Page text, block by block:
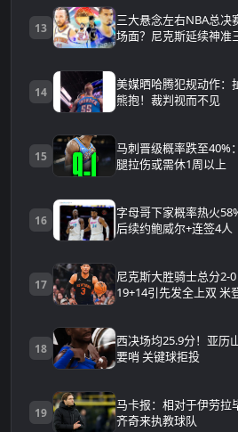
13
三大悬念左右NBA总决
场面？尼克斯延续神准
14
美媒晒哈腾犯规动作：
熊抱！裁判视而不见
15
马刺晋级概率跌至40%
腿拉伤或需休1周以上
16
字母哥下家概率热火
后续约鲍威尔+连签4人
17
尼克斯大胜骑士总分2-
19+14引先发全上双 米
18
西决场均25.9分！亚历
要哨 关键球拒投
19
马卡报：相对于伊劳拉
齐奇来执教球队